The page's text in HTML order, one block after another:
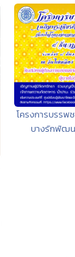
โครงการบรรพ
บางรักพัฒ